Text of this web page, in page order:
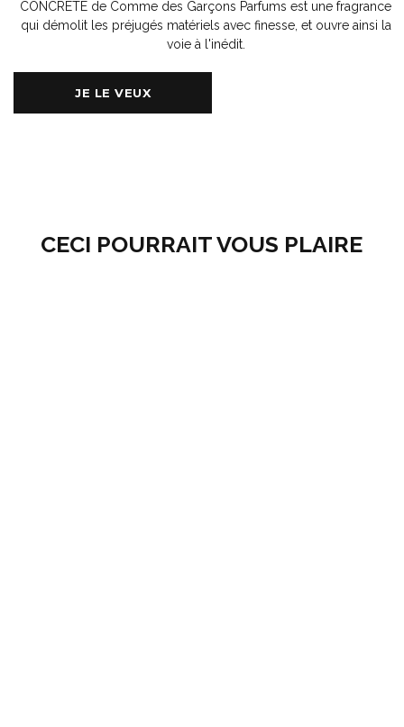
CONCRETE de Comme des Garçons Parfums est une fragrance
qui démolit les préjugés matériels avec finesse, et ouvre ainsi la
voie à l'inédit.
JE LE VEUX
CECI POURRAIT VOUS PLAIRE